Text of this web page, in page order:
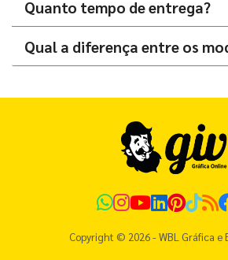
Quanto tempo de entrega?
Qual a diferença entre os
Copyright © 2026 - WBL Gráfica e